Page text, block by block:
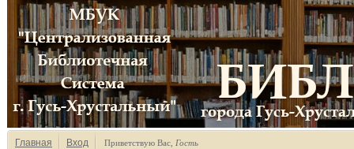
Главная Вход Приветствую Вас Гость